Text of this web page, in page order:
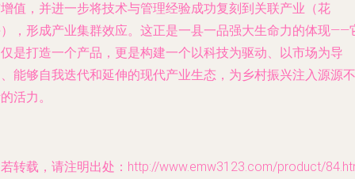
值，并进一步将技术与管理经验成功复刻到关联产业（花
，形成产业集群效应。这正是一县一品强大生命力的体现——
是打造一个产品，更是构建一个以科技为驱动、以市场为导
能够自我迭代和延伸的现代产业生态，为乡村振兴注入源源不
活力。
转载，请注明出处：http://www.emw3123.com/product/